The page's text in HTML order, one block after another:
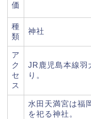
価
種
類
神社
ア
ク
セ
ス
JR鹿児島本線羽
り。
水田天満宮は福
を祀る神社。